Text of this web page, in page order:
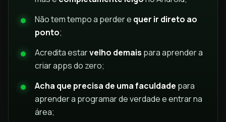
Não tem tempo a perder e quer ir direto ao
ponto;
Acredita estarvelho demais para aprender a
criar apps do zero;
Acha que precisa de uma faculdade para
aprender a programar de verdade e entrar na
área;